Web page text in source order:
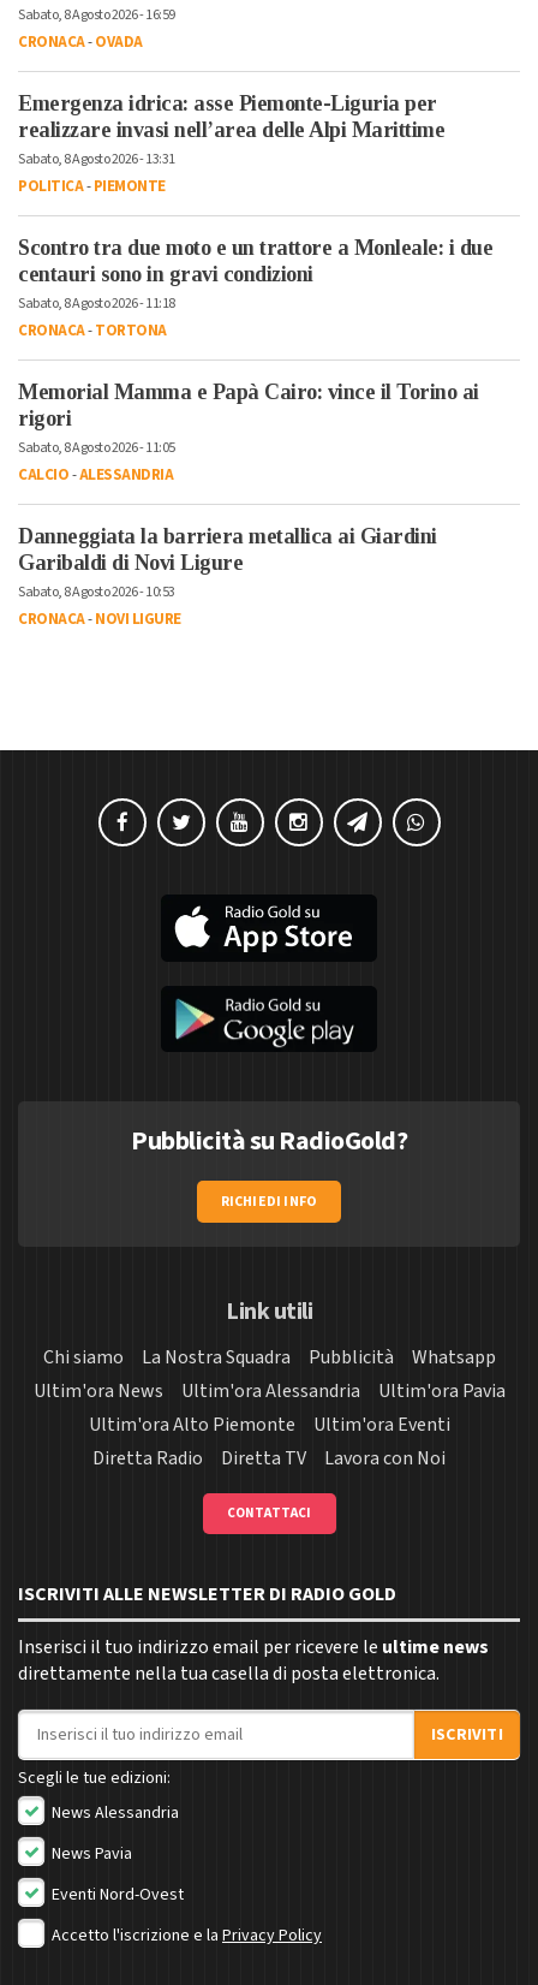
Sabato, 8 Agosto 2026 - 16:59
CRONACA-OVADA
Emergenza idrica: asse Piemonte-Liguria per
realizzare invasi nell’area delle Alpi Marittime
Sabato, 8 Agosto 2026 - 13:31
POLITICA-PIEMONTE
Scontro tra due moto e un trattore a Monleale: i due
centauri sono in gravi condizioni
Sabato, 8 Agosto 2026 - 11:18
CRONACA-TORTONA
Memorial Mamma e Papà Cairo: vince il Torino ai
rigori
Sabato, 8 Agosto 2026 - 11:05
CALCIO-ALESSANDRIA
Danneggiata la barriera metallica ai Giardini
Garibaldi di Novi Ligure
Sabato, 8 Agosto 2026 - 10:53
CRONACA-NOVI LIGURE
Pubblicità su RadioGold?
RICHIEDI INFO
Link utili
Chi siamo La Nostra Squadra Pubblicità
Whatsapp
Ultim'ora News
Ultim'ora Alessandria
Ultim'ora Pavia
Ultim'ora Alto Piemonte
Ultim'ora Eventi
Diretta Radio
Diretta TV Lavora con Noi
CONTATTACI
ISCRIVITI ALLE NEWSLETTER DI RADIO GOLD
Inserisci il tuo indirizzo email per ricevere le ultime news
direttamente nella tua casella di posta elettronica.
Indirizzo email
ISCRIVITI
Scegli le tue edizioni:
News Alessandria
News Pavia
Eventi Nord-Ovest
Accetto l'iscrizione e la Privacy Policy